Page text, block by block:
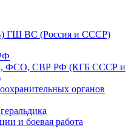
ГШ ВС (Россия и СССР)
ФСО, СВР РФ (КГБ СССР и
органов
и боевая работа